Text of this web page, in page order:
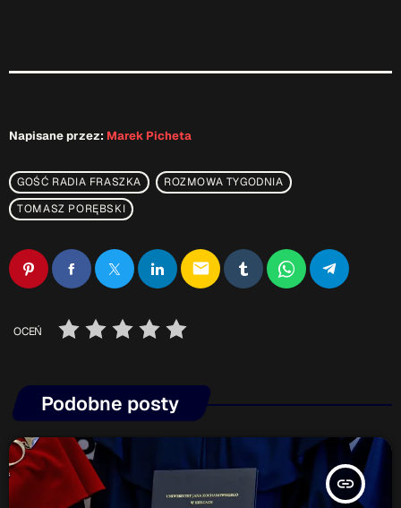
Napisane przez: Marek Picheta
GOŚĆ RADIA FRASZKA
ROZMOWA TYGODNIA
TOMASZ PORĘBSKI
email
OCEŃ
Podobne posty
insert_link